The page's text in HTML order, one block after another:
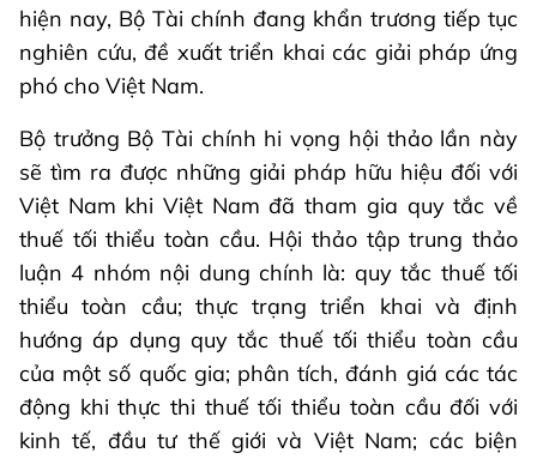
hiện nay, Bộ Tài chính đang khẩn trương tiếp tục
nghiên cứu, đề xuất triển khai các giải pháp ứng
phó cho Việt Nam.
Bộ trưởng Bộ Tài chính hi vọng hội thảo lần này
sẽ tìm ra được những giải pháp hữu hiệu đối với
Việt Nam khi Việt Nam đã tham gia quy tắc về
thuế tối thiểu toàn cầu. Hội thảo tập trung thảo
luận 4 nhóm nội dung chính là: quy tắc thuế tối
thiểu toàn cầu; thực trạng triển khai và định
hướng áp dụng quy tắc thuế tối thiểu toàn cầu
của một số quốc gia; phân tích, đánh giá các tác
động khi thực thi thuế tối thiểu toàn cầu đối với
kinh tế, đầu tư thế giới và Việt Nam; các biện